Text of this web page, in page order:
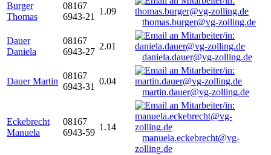
Burger
Thomas
08167
6943-21
1.09
thomas.burger@vg-zolling.de
Dauer
Daniela
08167
6943-27
2.01
daniela.dauer@vg-zolling.de
Dauer Martin
08167
6943-31
0.04
martin.dauer@vg-zolling.de
Eckebrecht
Manuela
08167
6943-59
1.14
manuela.eckebrecht@vg-
zolling.de